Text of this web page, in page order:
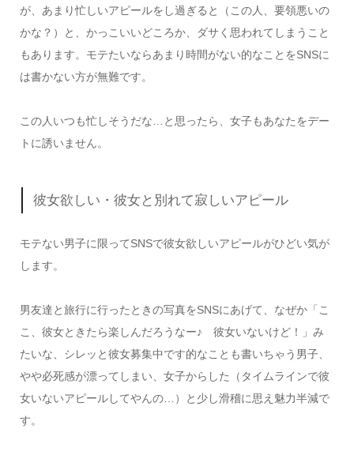
が、あまり忙しいアピールをし過ぎると（この人、要領悪いの
かな？）と、かっこいいどころか、ダサく思われてしまうこと
もあります。モテたいならあまり時間がない的なことをSNSに
は書かない方が無難です。
この人いつも忙しそうだな…と思ったら、女子もあなたをデー
トに誘いません。
彼女欲しい・彼女と別れて寂しいアピール
モテない男子に限ってSNSで彼女欲しいアピールがひどい気が
します。
男友達と旅行に行ったときの写真をSNSにあげて、なぜか「こ
こ、彼女ときたら楽しんだろうなー♪ 彼女いないけど！」み
たいな、シレッと彼女募集中です的なことも書いちゃう男子、
やや必死感が漂ってしまい、女子からした（タイムラインで彼
女いないアピールしてやんの…）と少し滑稽に思え魅力半減で
す。